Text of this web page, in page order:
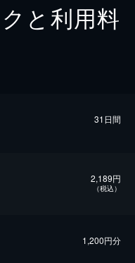
と利用料
31日間
2,189円
（税込）
1,200円分